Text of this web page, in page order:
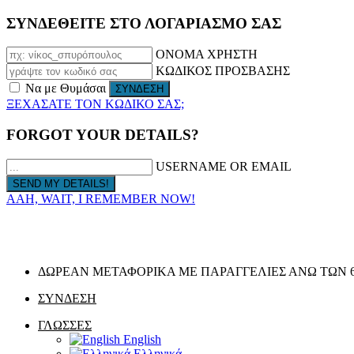
ΣΥΝΔΕΘΕΙΤΕ ΣΤΟ ΛΟΓΑΡΙΑΣΜΟ ΣΑΣ
ΟΝΟΜΑ ΧΡΗΣΤΗ
ΚΩΔΙΚΟΣ ΠΡΟΣΒΑΣΗΣ
Να με Θυμάσαι
ΞΕΧΑΣΑΤΕ ΤΟΝ ΚΩΔΙΚΟ ΣΑΣ;
FORGOT YOUR DETAILS?
USERNAME OR EMAIL
AAH, WAIT, I REMEMBER NOW!
ΔΩΡΕΑΝ ΜΕΤΑΦΟΡΙΚΑ ΜΕ ΠΑΡΑΓΓΕΛΙΕΣ ΑΝΩ ΤΩΝ
ΣΥΝΔΕΣΗ
ΓΛΩΣΣΕΣ
English